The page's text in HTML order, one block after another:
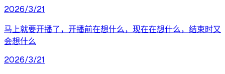
2026/3/21
马上就要开播了，开播前在想什么，现在在想什么，结束时又
会想什么
2026/3/21